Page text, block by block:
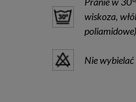
wiskoza,
poliamidowe)
Nie wybielać